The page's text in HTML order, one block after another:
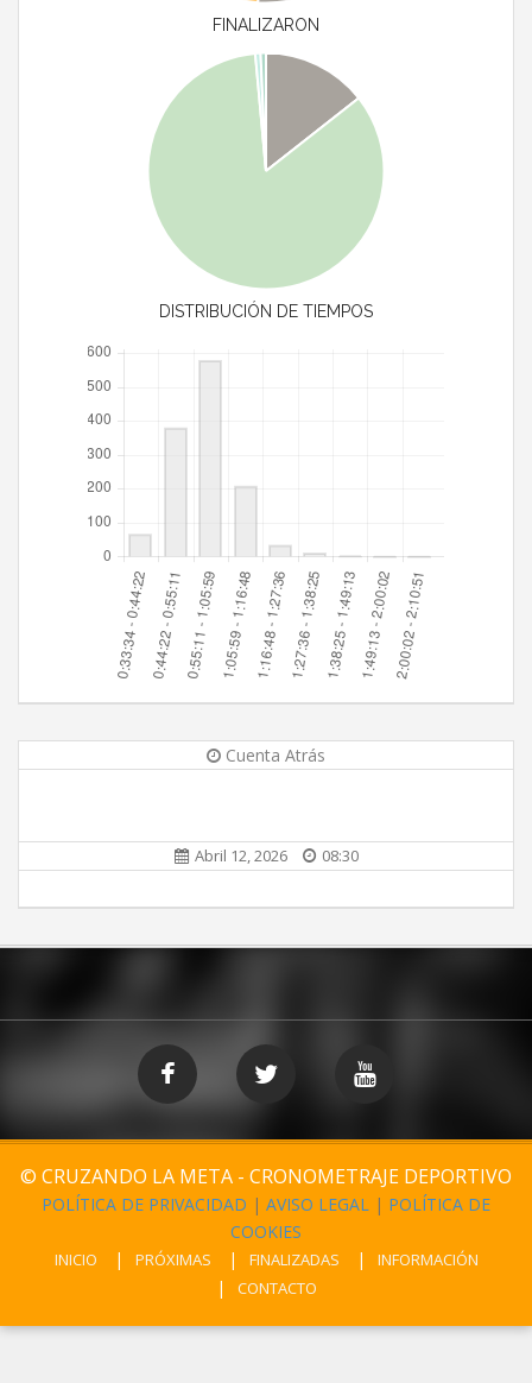
FINALIZARON
DISTRIBUCIÓN DE TIEMPOS
Cuenta Atrás
Abril 12, 2026 08:30
© CRUZANDO LA META - CRONOMETRAJE DEPORTIVO
POLÍTICA DE PRIVACIDAD | AVISO LEGAL | POLÍTICA DE
COOKIES
INICIO PRÓXIMAS FINALIZADAS
INFORMACIÓN
CONTACTO